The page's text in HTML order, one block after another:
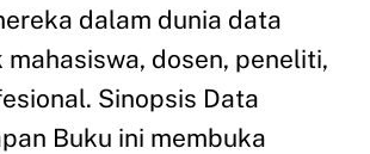
dalam dunia data
mahasiswa, dosen, peneliti,
Sinopsis Data
Buku ini membuka